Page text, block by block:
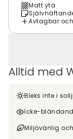
Matt yta
Avtagbar
Alltid med
Bleks inte i
Icke-
Miljövänlig och